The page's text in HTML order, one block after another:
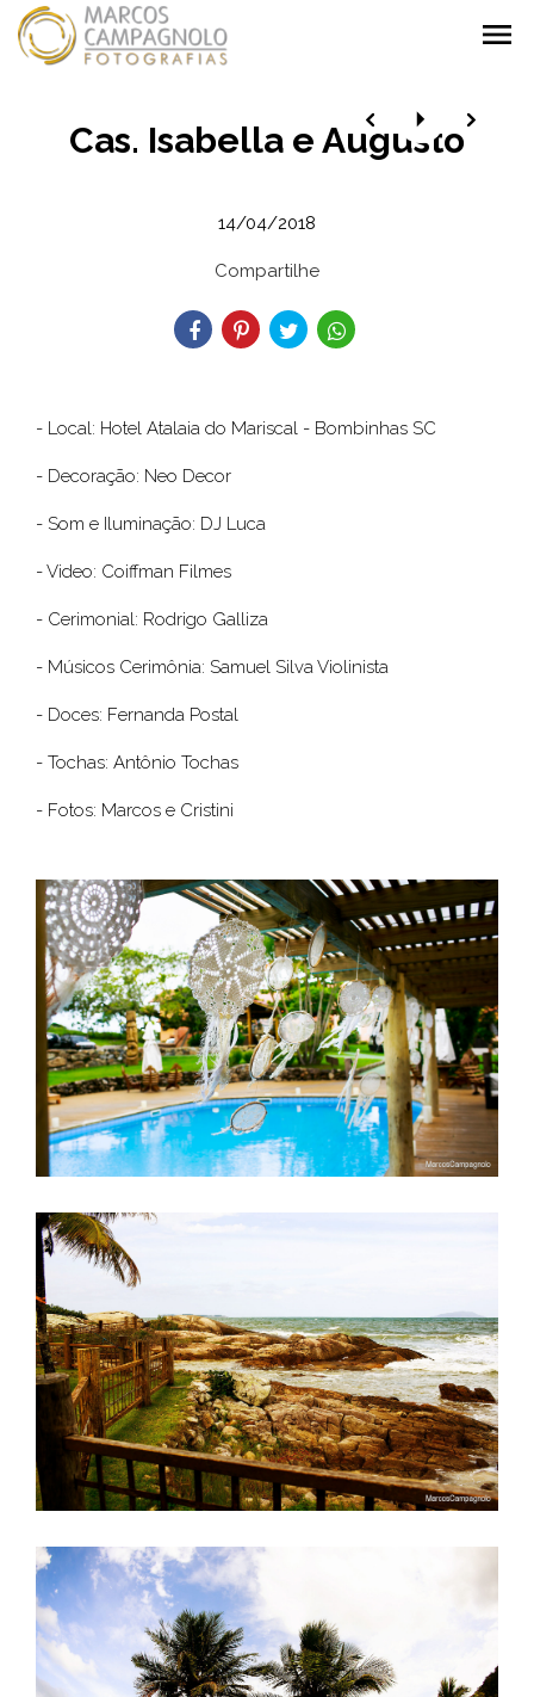
menu
Cas. Isabella e Augusto
14/04/2018
Compartilhe
- Local: Hotel Atalaia do Mariscal - Bombinhas SC
- Decoração: Neo Decor
- Som e Iluminação: DJ Luca
- Video: Coiffman Filmes
- Cerimonial: Rodrigo Galliza
- Músicos Cerimônia: Samuel Silva Violinista
- Doces: Fernanda Postal
- Tochas: Antônio Tochas
- Fotos: Marcos e Cristini